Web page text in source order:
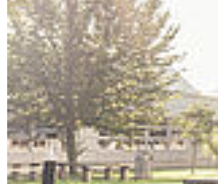
17.07.2025
Die Hochschule und insbesondere
gedenken ihrem langjährigen